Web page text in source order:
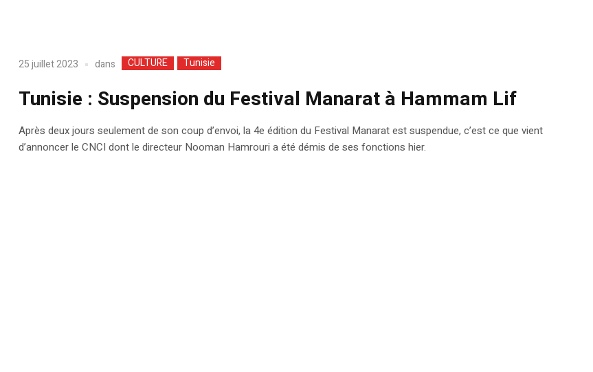
25 juillet 2023 dans CULTURE Tunisie
Tunisie : Suspension du Festival Manarat à Hammam Lif
Après deux jours seulement de son coup d’envoi, la 4e édition du Festival Manarat est suspendue, c’est ce que vient
d’annoncer le CNCI dont le directeur Nooman Hamrouri a été démis de ses fonctions hier.